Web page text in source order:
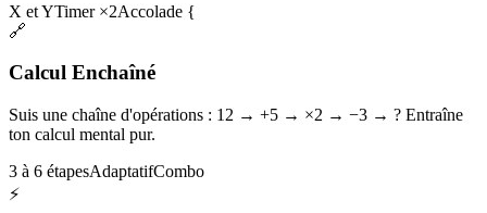
X et YTimer ×2Accolade {
🔗
Calcul Enchaîné
Suis une chaîne d'opérations : 12 → +5 → ×2 → −3 → ? Entraîne
ton calcul mental pur.
3 à 6 étapesAdaptatifCombo
⚡